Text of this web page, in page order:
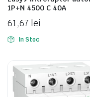
1P+N 4500 C 40A
61,67 lei
In Stoc